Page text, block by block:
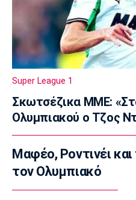
08:35
Παγκόσμιο
κατέκτησε το
08:20
Ολυμπιακός: Το
Κάσερες
08:05
Επικαιρότητα
Φωτιές: Πορτοκαλί
και πέντε περιοχές
Super League 1
Σκωτσέζικα ΜΜΕ:
Ολυμπιακού ο Τζος
Μαφέο, Ροντινέι
τον Ολυμπιακό